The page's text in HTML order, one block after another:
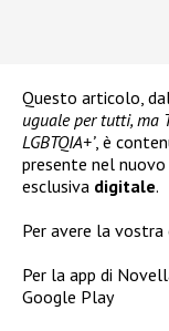
Questo articolo,
uguale per tutti, ma
LGBTQIA+’, è
presente nel nuovo
esclusiva digitale.
Per avere la
Per la app di
Google Play